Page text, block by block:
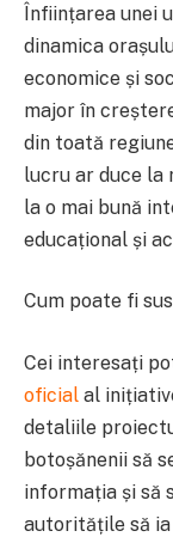
Înființarea unei
dinamica
economice și
major în
din toată
lucru ar duce la
la o mai bună
educațional și
Cum poate fi
Cei interesați
oficial al
detaliile
botoșănenii să
informația și să
autoritățile să ia